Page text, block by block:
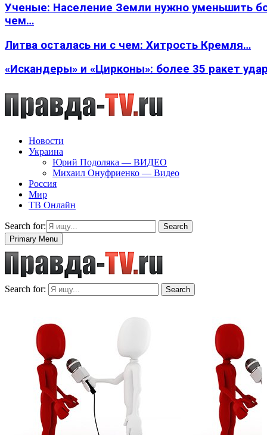
Ученые: Население Земли нужно уменьшить
чем…
Литва осталась ни с чем: Хитрость Кремля…
«Искандеры» и «Цирконы»: более 35 ракет
Новости
Украина
Юрий Подоляка — ВИДЕО
Михаил Онуфриенко — Видео
Россия
Мир
ТВ Онлайн
Search for:
Search
Primary Menu
Search for: Search